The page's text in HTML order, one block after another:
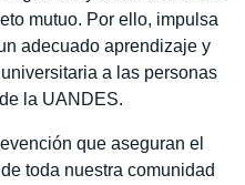
mutuo. Por ello, impulsa
adecuado aprendizaje y
a las personas
la UANDES.
que aseguran el
toda nuestra comunidad